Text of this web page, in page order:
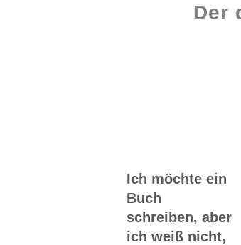
Der
Ich möchte ein
Buch
schreiben, aber
ich weiß nicht,